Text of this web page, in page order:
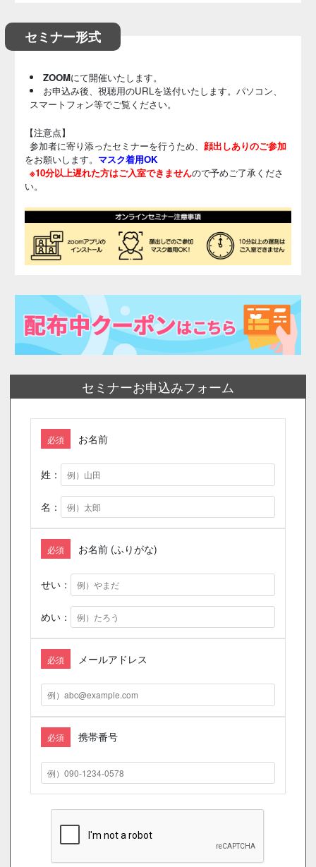
セミナー形式
ZOOMにて開催いたします。
お申込み後、視聴用のURLを送付いたします。パソコン、
スマートフォン等でご覧ください。
【注意点】
参加者に寄り添ったセミナーを行うため、 顔出しありのご参加
をお願いします。 マスク着用OK
※10分以上遅れた方はご入室できませんので予めご了承くださ
い。
セミナーお申込みフォーム
必須 お名前
姓：
名：
必須 お名前 (ふりがな)
せい：
めい：
必須 メールアドレス
必須 携帯番号